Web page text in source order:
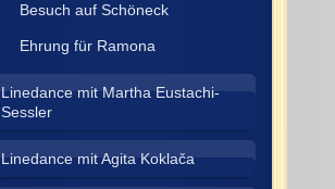
Besuch auf Schöneck
Ehrung für Ramona
Linedance mit Martha Eustachi-
Sessler
Linedance mit Agita Koklača